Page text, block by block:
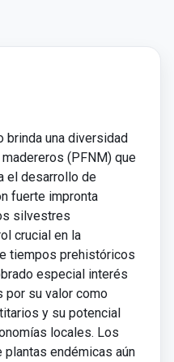
brinda una diversidad
(PFNM) que
el desarrollo de
fuerte impronta
silvestres
crucial en la
tiempos prehistóricos
especial interés
por su valor como
y su potencial
locales. Los
endémicas aún